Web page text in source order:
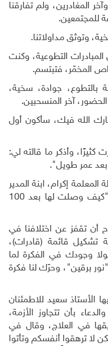
المغادرين، ولم تفارقنا
للمجتمعين.
وتوثق مداولاتنا.
المبادرات التطوعية، وكنت
المخمّر، فتبتسم.
مؤمنة بالتطوع، جوادة، سخية،
آخر المنسحبين.
بارك الله فيك، سأكون أول
كثيرًا، وأذكر ما قالته لي:
"بعد عمر طويل".
إكرام، ابنة المدير
المؤسس نجيب الخياط، وسألتني مرارًا: "كيف وصلت لها بعد 100
أن تقفز عن اختلافنا في
تشكيل قائمة (قادرات)،
وجودك في الفكرة لما
برقين"، وحرّك لنا فكرة
الأستاذ سعيد للاطمئنان
بأن تتجاوز الأزمة،
في العلاج، وقال في
لا ترهقوا أنفسكم وتأتوا